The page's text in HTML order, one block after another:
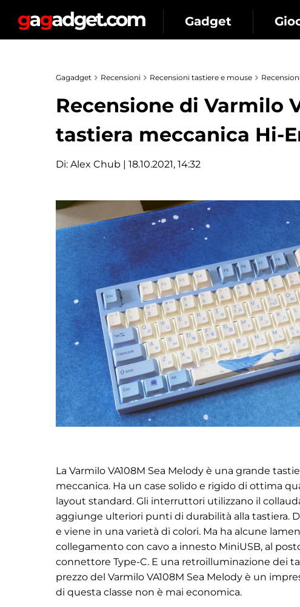
Gadget
Gagadget Recensioni Recensioni tastiere e mouse
Recensione di Varmilo
tastiera meccanica Hi-
Di: Alex Chub | 18.10.2021, 14:32
La Varmilo VA108M Sea Melody è una grande
meccanica. Ha un case solido e rigido di ottima
layout standard. Gli interruttori utilizzano il
aggiunge ulteriori punti di durabilità alla tastiera.
e viene in una varietà di colori. Ma ha alcune
collegamento con cavo a innesto MiniUSB, al
connettore Type-C. E una retroilluminazione dei
prezzo del Varmilo VA108M Sea Melody è un
di questa classe non è mai economica.